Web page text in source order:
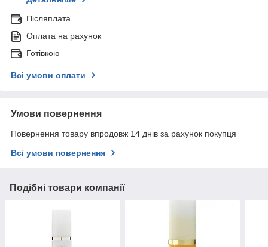
Післяплата
Оплата на рахунок
Готівкою
Всі умови оплати
Умови повернення
Повернення товару впродовж 14 днів за рахунок покупця
Всі умови повернення
Подібні товари компанії